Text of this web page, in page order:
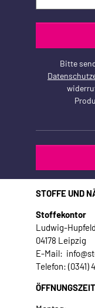
Bitte
STOFFE UND
Stoffekontor
Ludwig-
04178 Leipzig
E-Mail:
Telefon: (0341)